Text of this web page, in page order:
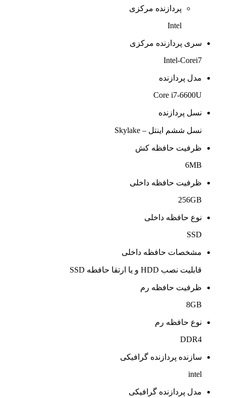
پردازنده مرکزی
Intel
سری پردازنده مرکزی
Intel-Corei7
مدل پردازنده
Core i7-6600U
نسل پردازنده
نسل ششم اینتل – Skylake
ظرفیت حافظه کش
6MB
ظرفیت حافظه داخلی
256GB
نوع حافظه داخلی
SSD
مشخصات حافظه داخلی
قابلیت نصب HDD و یا ارتقا حافطه SSD
ظرفیت حافظه رم
8GB
نوع حافظه رم
DDR4
سازنده پردازنده گرافیکی
intel
مدل پردازنده گرافیکی